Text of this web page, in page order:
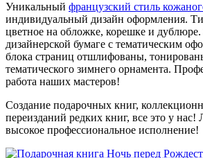
Уникальный французский стиль
индивидуальный дизайн оформления.
цветное на обложке, корешке и дублюре.
дизайнерской бумаге с тематическим
блока страниц отшлифованы,
тематического зимнего орнамента.
работа наших мастеров!
Создание подарочных книг,
переизданий редких книг, все это у
высокое профессиональное исполнение!